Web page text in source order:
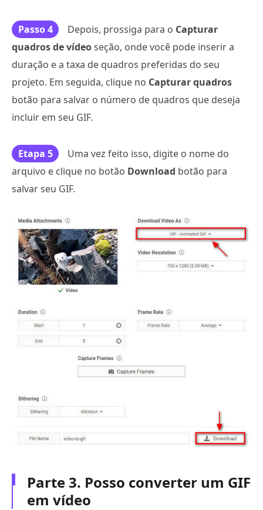
Passo 4 Depois, prossiga para o Capturar
quadros de vídeoseção, onde você pode inserir a
duração e a taxa de quadros preferidas do seu
projeto. Em seguida, clique no Capturar quadros
botão para salvar o número de quadros que deseja
incluir em seu GIF.
Etapa 5
Uma vez feito isso, digite o nome do
arquivo e clique no botão Download botão para
salvar seu GIF.
Parte 3. Posso converter um GIF
em vídeo